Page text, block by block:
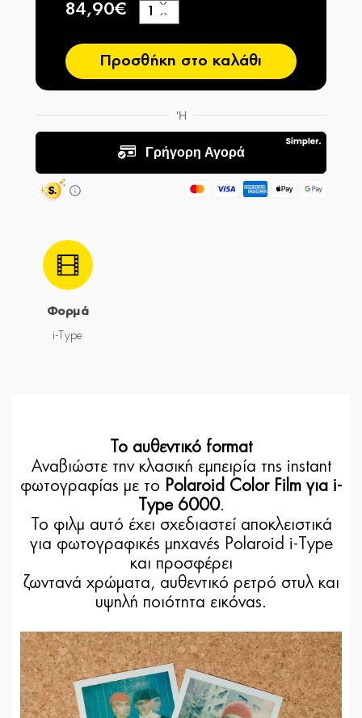
84,90€
−
+
Προσθήκη στο καλάθι
Φορμά
i-Type
Το αυθεντικό format
Αναβιώστε την κλασική εμπειρία της instant
φωτογραφίας με το Polaroid Color Film για i-
Type 6000.
Το φιλμ αυτό έχει σχεδιαστεί αποκλειστικά
για φωτογραφικές μηχανές Polaroid i-Type
και προσφέρει
ζωντανά χρώματα, αυθεντικό ρετρό στυλ και
υψηλή ποιότητα εικόνας.